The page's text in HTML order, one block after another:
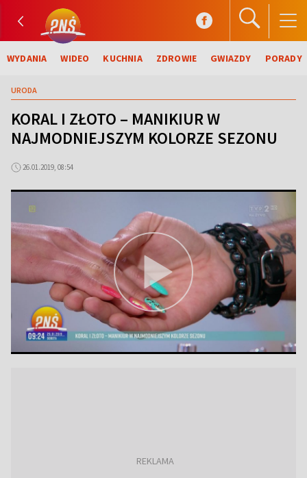
WYDANIA WIDEO KUCHNIA ZDROWIE GWIAZDY PORADY
URODA
KORAL I ZŁOTO – MANIKIUR W
NAJMODNIEJSZYM KOLORZE SEZONU
26.01.2019, 08:54